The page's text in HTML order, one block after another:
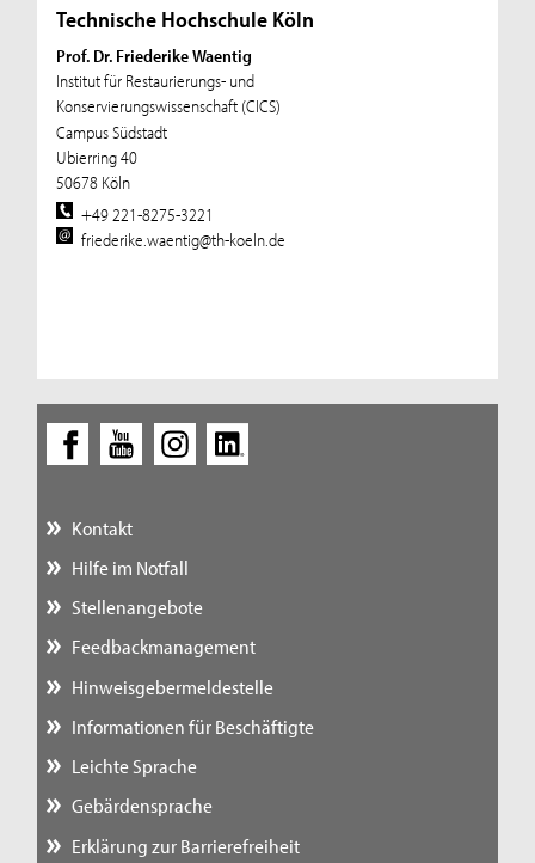
Technische Hochschule Köln
Prof. Dr. Friederike Waentig
Institut für Restaurierungs- und
Konservierungswissenschaft (CICS)
Campus Südstadt
Ubierring 40
50678 Köln
+49 221-8275-3221
friederike.waentig@th-koeln.de
Kontakt
Hilfe im Notfall
Stellenangebote
Feedbackmanagement
Hinweisgebermeldestelle
Informationen für Beschäftigte
Leichte Sprache
Gebärdensprache
Erklärung zur Barrierefreiheit